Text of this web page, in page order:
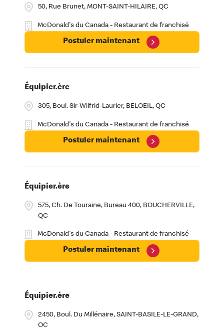
50, Rue Brunet, MONT-SAINT-HILAIRE, QC
McDonald's du Canada - Restaurant de franchisé
Postuler maintenant
Équipier.ère
305, Boul. Sir-Wilfrid-Laurier, BELOEIL, QC
McDonald's du Canada - Restaurant de franchisé
Postuler maintenant
Équipier.ère
575, Ch. De Touraine, Bureau 400, BOUCHERVILLE,
QC
McDonald's du Canada - Restaurant de franchisé
Postuler maintenant
Équipier.ère
2450, Boul. Du Millénaire, SAINT-BASILE-LE-GRAND,
QC